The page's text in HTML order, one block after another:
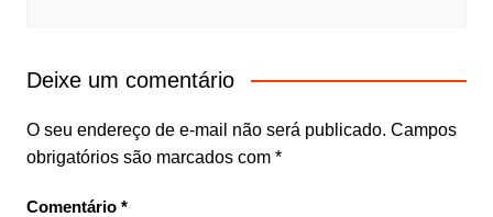
Deixe um comentário
O seu endereço de e-mail não será publicado. Campos
obrigatórios são marcados com *
Comentário *